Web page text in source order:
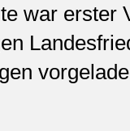
war erster